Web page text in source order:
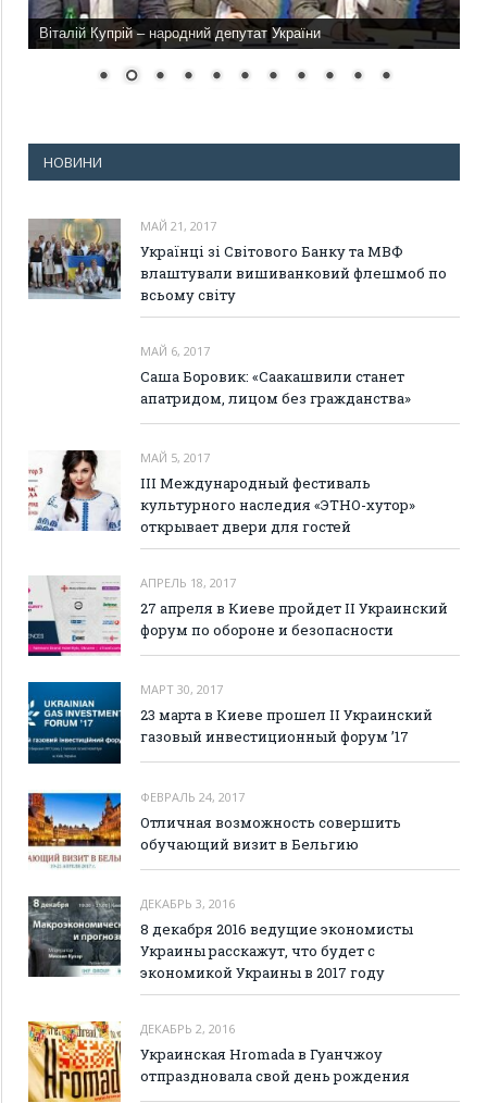
Віталій Купрій – народний депутат України
НОВИНИ
МАЙ 21, 2017
Українці зі Світового Банку та МВФ
влаштували вишиванковий флешмоб по
всьому світу
МАЙ 6, 2017
Саша Боровик: «Саакашвили станет
апатридом, лицом без гражданства»
МАЙ 5, 2017
III Международный фестиваль
культурного наследия «ЭТНО-хутор»
открывает двери для гостей
АПРЕЛЬ 18, 2017
27 апреля в Киеве пройдет II Украинский
форум по обороне и безопасности
МАРТ 30, 2017
23 марта в Киеве прошел II Украинский
газовый инвестиционный форум ’17
ФЕВРАЛЬ 24, 2017
Отличная возможность совершить
обучающий визит в Бельгию
ДЕКАБРЬ 3, 2016
8 декабря 2016 ведущие экономисты
Украины расскажут, что будет с
экономикой Украины в 2017 году
ДЕКАБРЬ 2, 2016
Украинская Hromada в Гуанчжоу
отпраздновала свой день рождения